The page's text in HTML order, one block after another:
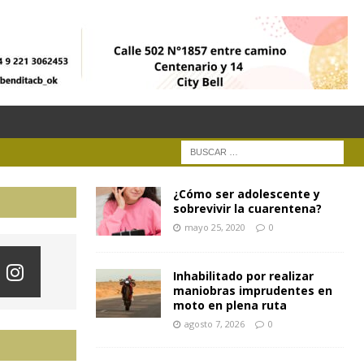
¿Cómo ser adolescente y
sobrevivir la cuarentena?
mayo 25, 2020 0
Inhabilitado por realizar
maniobras imprudentes en
moto en plena ruta
agosto 7, 2026 0